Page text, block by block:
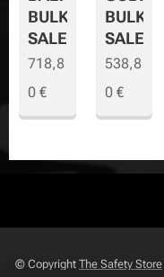
BULK
SALE
718,8
0 €
BULK
SALE
538,8
0€
© Copyright The Safety Store